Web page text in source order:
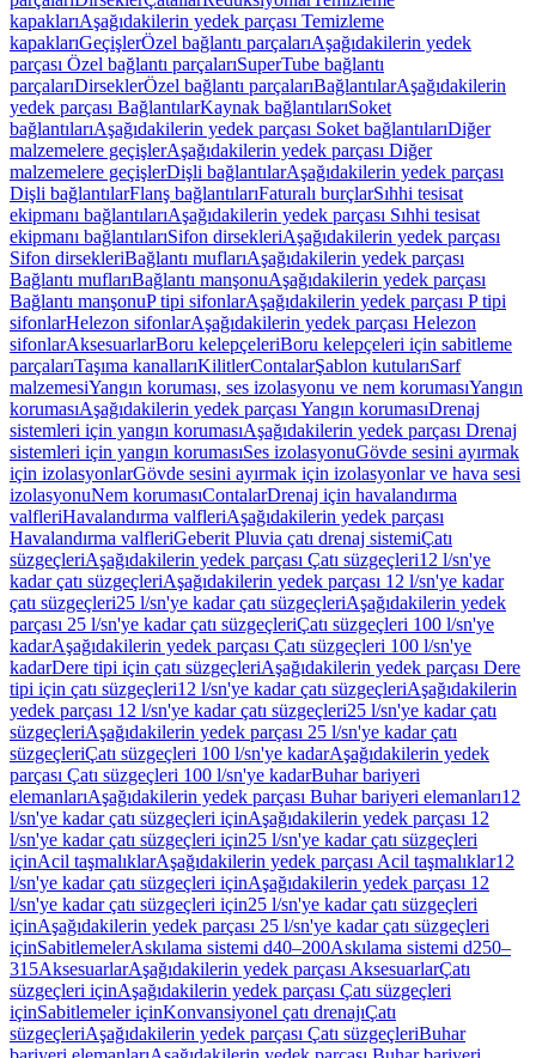
kapaklarıAşağıdakilerin yedek parçası Temizleme
kapaklarıGeçişlerÖzel bağlantı parçalarıAşağıdakilerin yedek
parçası Özel bağlantı parçalarıSuperTube bağlantı
parçalarıDirseklerÖzel bağlantı parçalarıBağlantılarAşağıdakilerin
yedek parçası BağlantılarKaynak bağlantılarıSoket
bağlantılarıAşağıdakilerin yedek parçası Soket bağlantılarıDiğer
malzemelere geçişlerAşağıdakilerin yedek parçası Diğer
malzemelere geçişlerDişli bağlantılarAşağıdakilerin yedek parçası
Dişli bağlantılarFlanş bağlantılarıFaturalı burçlarSıhhi tesisat
ekipmanı bağlantılarıAşağıdakilerin yedek parçası Sıhhi tesisat
ekipmanı bağlantılarıSifon dirsekleriAşağıdakilerin yedek parçası
Sifon dirsekleriBağlantı muflarıAşağıdakilerin yedek parçası
Bağlantı muflarıBağlantı manşonuAşağıdakilerin yedek parçası
Bağlantı manşonuP tipi sifonlarAşağıdakilerin yedek parçası P tipi
sifonlarHelezon sifonlarAşağıdakilerin yedek parçası Helezon
sifonlarAksesuarlarBoru kelepçeleriBoru kelepçeleri için sabitleme
parçalarıTaşıma kanallarıKilitlerContalarŞablon kutularıSarf
malzemesiYangın koruması, ses izolasyonu ve nem korumasıYangın
korumasıAşağıdakilerin yedek parçası Yangın korumasıDrenaj
sistemleri için yangın korumasıAşağıdakilerin yedek parçası Drenaj
sistemleri için yangın korumasıSes izolasyonuGövde sesini ayırmak
için izolasyonlarGövde sesini ayırmak için izolasyonlar ve hava sesi
izolasyonuNem korumasıContalarDrenaj için havalandırma
valfleriHavalandırma valfleriAşağıdakilerin yedek parçası
Havalandırma valfleriGeberit Pluvia çatı drenaj sistemiÇatı
süzgeçleriAşağıdakilerin yedek parçası Çatı süzgeçleri12 l/sn'ye
kadar çatı süzgeçleriAşağıdakilerin yedek parçası 12 l/sn'ye kadar
çatı süzgeçleri25 l/sn'ye kadar çatı süzgeçleriAşağıdakilerin yedek
parçası 25 l/sn'ye kadar çatı süzgeçleriÇatı süzgeçleri 100 l/sn'ye
kadarAşağıdakilerin yedek parçası Çatı süzgeçleri 100 l/sn'ye
kadarDere tipi için çatı süzgeçleriAşağıdakilerin yedek parçası Dere
tipi için çatı süzgeçleri12 l/sn'ye kadar çatı süzgeçleriAşağıdakilerin
yedek parçası 12 l/sn'ye kadar çatı süzgeçleri25 l/sn'ye kadar çatı
süzgeçleriAşağıdakilerin yedek parçası 25 l/sn'ye kadar çatı
süzgeçleriÇatı süzgeçleri 100 l/sn'ye kadarAşağıdakilerin yedek
parçası Çatı süzgeçleri 100 l/sn'ye kadarBuhar bariyeri
elemanlarıAşağıdakilerin yedek parçası Buhar bariyeri elemanları12
l/sn'ye kadar çatı süzgeçleri içinAşağıdakilerin yedek parçası 12
l/sn'ye kadar çatı süzgeçleri için25 l/sn'ye kadar çatı süzgeçleri
içinAcil taşmalıklarAşağıdakilerin yedek parçası Acil taşmalıklar12
l/sn'ye kadar çatı süzgeçleri içinAşağıdakilerin yedek parçası 12
l/sn'ye kadar çatı süzgeçleri için25 l/sn'ye kadar çatı süzgeçleri
içinAşağıdakilerin yedek parçası 25 l/sn'ye kadar çatı süzgeçleri
içinSabitlemelerAskılama sistemi d40–200Askılama sistemi d250–
315AksesuarlarAşağıdakilerin yedek parçası AksesuarlarÇatı
süzgeçleri içinAşağıdakilerin yedek parçası Çatı süzgeçleri
içinSabitlemeler içinKonvansiyonel çatı drenajıÇatı
süzgeçleriAşağıdakilerin yedek parçası Çatı süzgeçleriBuhar